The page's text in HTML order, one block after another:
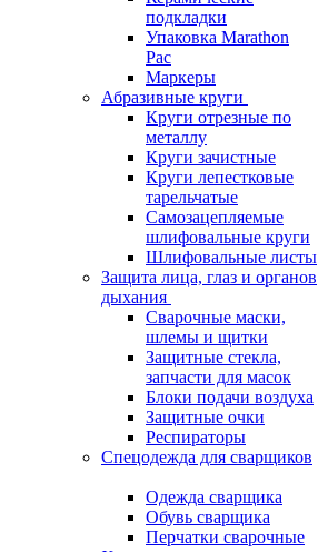
подкладки
Упаковка Marathon
Pac
Маркеры
Абразивные круги
Круги отрезные по
металлу
Круги зачистные
Круги лепестковые
тарельчатые
Самозацепляемые
шлифовальные круги
Шлифовальные листы
Защита лица, глаз и органов
дыхания
Сварочные маски,
шлемы и щитки
Защитные стекла,
запчасти для масок
Блоки подачи воздуха
Защитные очки
Респираторы
Спецодежда для сварщиков
Одежда сварщика
Обувь сварщика
Перчатки сварочные